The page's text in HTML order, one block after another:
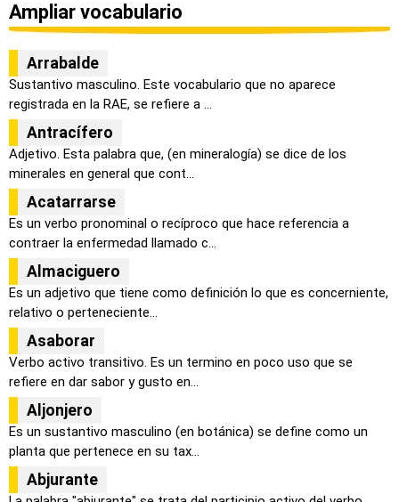
Ampliar vocabulario
Arrabalde
Sustantivo masculino. Este vocabulario que no aparece
registrada en la RAE, se refiere a ...
Antracífero
Adjetivo. Esta palabra que, (en mineralogía) se dice de los
minerales en general que cont...
Acatarrarse
Es un verbo pronominal o recíproco que hace referencia a
contraer la enfermedad llamado c...
Almaciguero
Es un adjetivo que tiene como definición lo que es concerniente,
relativo o perteneciente...
Asaborar
Verbo activo transitivo. Es un termino en poco uso que se
refiere en dar sabor y gusto en...
Aljonjero
Es un sustantivo masculino (en botánica) se define como un
planta que pertenece en su tax...
Abjurante